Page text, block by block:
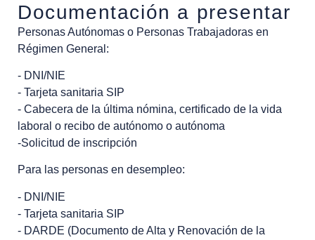
Documentación a presentar
Personas Autónomas o Personas Trabajadoras en
Régimen General:
- DNI/NIE
- Tarjeta sanitaria SIP
- Cabecera de la última nómina, certificado de la vida
laboral o recibo de autónomo o autónoma
-Solicitud de inscripción
Para las personas en desempleo:
- DNI/NIE
- Tarjeta sanitaria SIP
- DARDE (Documento de Alta y Renovación de la